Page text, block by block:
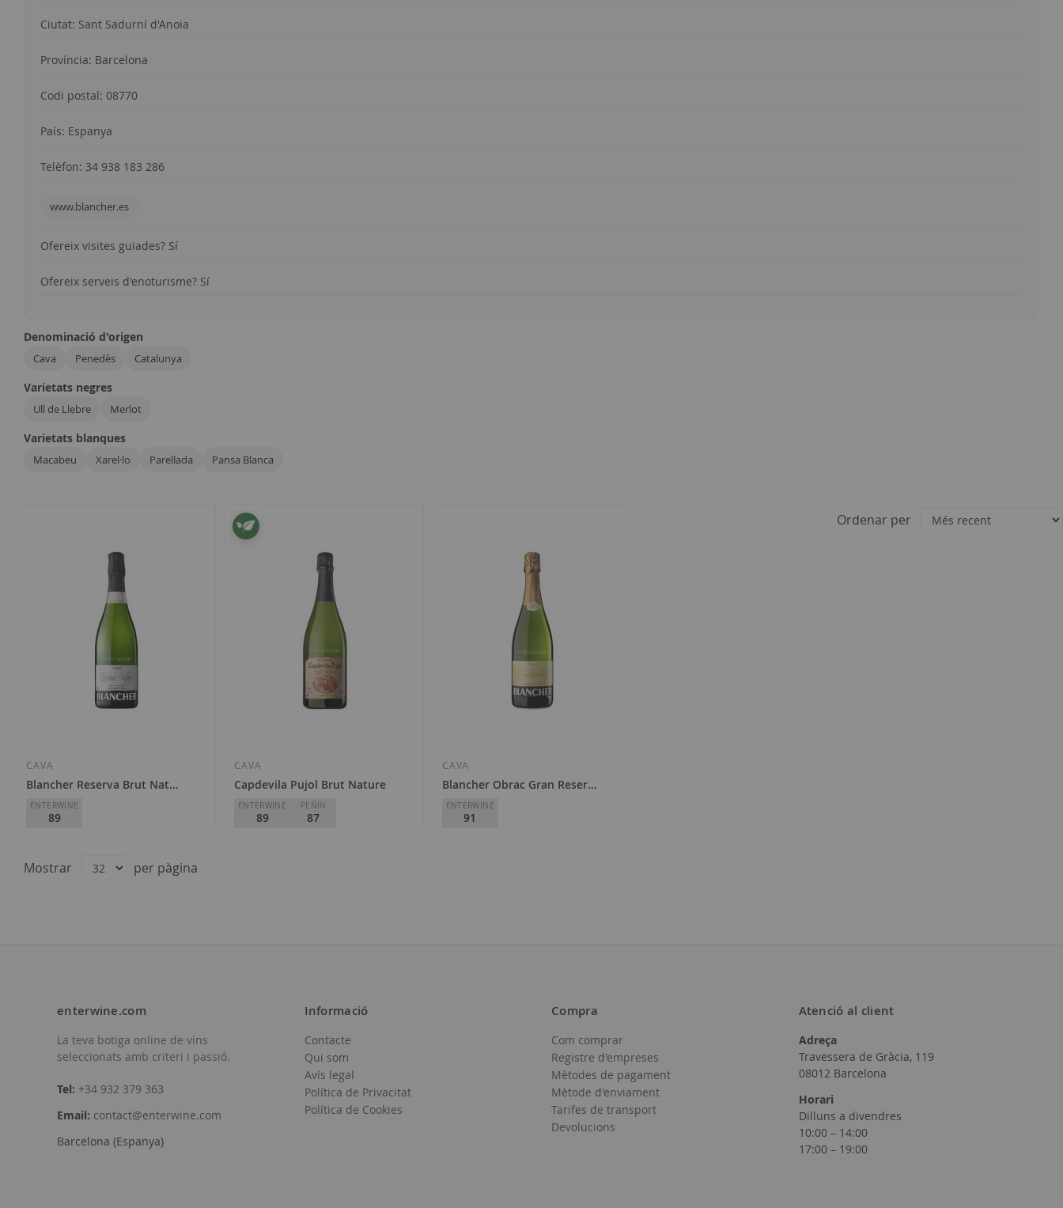
Ciutat: Sant Sadurní d'Anoia
Província: Barcelona
Codi postal: 08770
País: Espanya
Telèfon: 34 938 183 286
www.blancher.es
Ofereix visites guiades? Sí
Ofereix serveis d'enoturisme? Sí
Denominació d'origen
Cava Penedès Catalunya
Varietats negres
Ull de Llebre Merlot
Varietats blanques
Macabeu Xarel·lo Parellada Pansa Blanca
Ordenar per
CAVA
Blancher Reserva Brut Nature 2020
ENTERWINE
89
11,65 €
Afegir
la
llista
CAVA
Capdevila Pujol Brut Nature
ENTERWINE
89
PEÑÍN
87
Afegir
a
la
CAVA
Blancher Obrac Gran Reserva Brut 2019
ENTERWINE
91
Mostrar per pàgina
enterwine.com
La teva botiga online de vins
seleccionats amb criteri i passió.
Tel: +34 932 379 363
Email: contact@enterwine.com
Barcelona (Espanya)
Informació
Contacte
Qui som
Avís legal
Política de Privacitat
Política de Cookies
Compra
Com comprar
Registre d'empreses
Mètodes de pagament
Mètode d'enviament
Tarifes de transport
Devolucions
Atenció al client
Adreça
Travessera de Gràcia, 119
08012 Barcelona
Horari
Dilluns a divendres
10:00 – 14:00
17:00 – 19:00